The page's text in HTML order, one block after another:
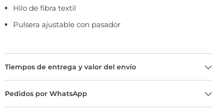
Hilo de fibra textil
Pulsera ajustable con pasador
Tiempos de entrega y valor del envío
Pedidos por WhatsApp